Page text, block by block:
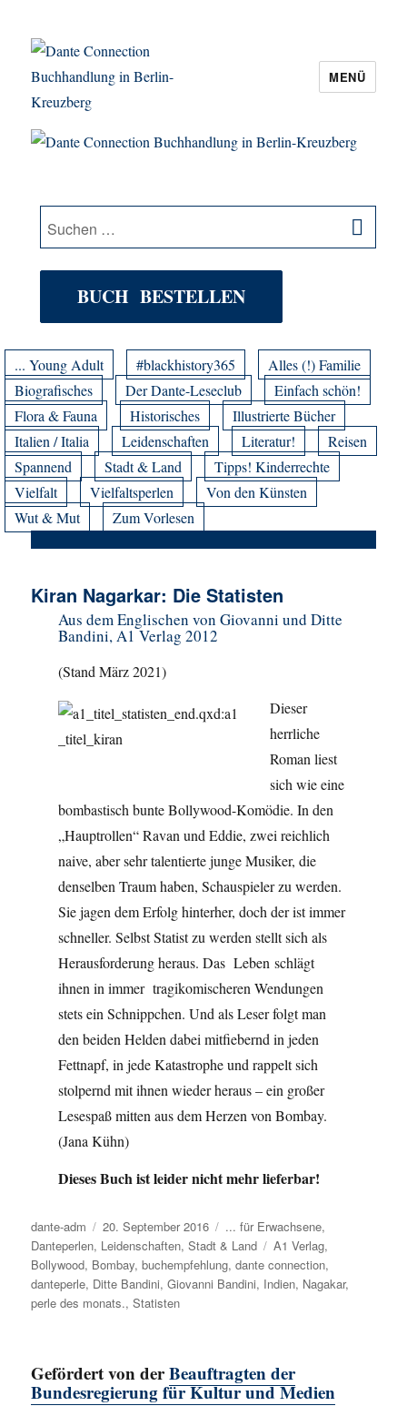
Dante Connection Buchhandlung in
MENÜ
Suche
nach:
BUCH BESTELLEN
... Young Adult #blackhistory365
Alles (!) Familie
Biografisches
Der Dante-Leseclub
Einfach schön!
Flora & Fauna
Historisches
Illustrierte Bücher
Italien / Italia
Leidenschaften Literatur!
Reisen
Spannend
Stadt & Land
Tipps! Kinderrechte
Vielfalt
Vielfaltsperlen
Von den Künsten
Wut & Mut
Zum Vorlesen
Kiran Nagarkar: Die Statisten
Aus dem Englischen von Giovanni und Ditte
Bandini, A1 Verlag 2012
(Stand März 2021)
Dieser
herrliche
Roman liest
sich wie eine
bombastisch bunte Bollywood-Komödie. In den
„Hauptrollen“ Ravan und Eddie, zwei reichlich
naive, aber sehr talentierte junge Musiker, die
denselben Traum haben, Schauspieler zu werden.
Sie jagen dem Erfolg hinterher, doch der ist immer
schneller. Selbst Statist zu werden stellt sich als
Herausforderung heraus. Das Leben schlägt
ihnen in immer tragikomischeren Wendungen
stets ein Schnippchen. Und als Leser folgt man
den beiden Helden dabei mitfiebernd in jeden
Fettnapf, in jede Katastrophe und rappelt sich
stolpernd mit ihnen wieder heraus – ein großer
Lesespaß mitten aus dem Herzen von Bombay.
(Jana Kühn)
Dieses Buch ist leider nicht mehr lieferbar!
Autor
dante-adm
Veröffentlicht
am
20. September 2016 Kategorien
... für Erwachsene,
Danteperlen, Leidenschaften,Stadt & Land Schlagwörter
A1 Verlag,
Bollywood, Bombay,buchempfehlung,dante connection,
danteperle, Ditte Bandini,Giovanni Bandini, Indien, Nagakar,
perle des monats.,Statisten
Gefördert von derBeauftragten der
Bundesregierung für Kultur und Medien